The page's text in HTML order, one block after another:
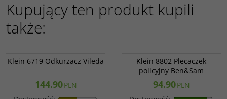
Kupujący ten produkt kupili
także:
Klein 6719 Odkurzacz Vileda
144.90PLN
Klein 8802 Plecaczek
policyjny Ben&Sam
94.90PLN